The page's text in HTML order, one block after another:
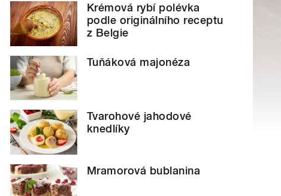
Krémová rybí polévka
podle originálního receptu
z Belgie
Tuňáková majonéza
Tvarohové jahodové
knedlíky
Mramorová bublanina